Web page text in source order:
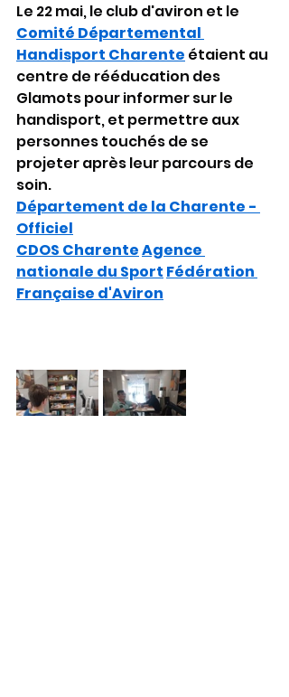
Le 22 mai, le club d'aviron et le
Comité Départemental
Handisport Charente étaient au
centre de rééducation des
Glamots pour informer sur le
handisport, et permettre aux
personnes touchés de se
projeter après leur parcours de
soin.
Département de la Charente -
Officiel
CDOS CharenteAgence
nationale du Sport Fédération
Française d'Aviron